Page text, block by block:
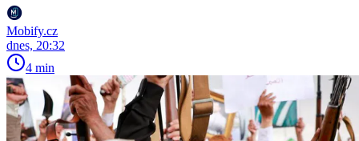
Mobify.cz
dnes, 20:32
4 min